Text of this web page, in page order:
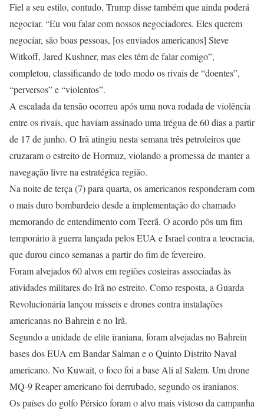
Fiel a seu estilo, contudo, Trump disse também que ainda poderá
negociar. “Eu vou falar com nossos negociadores. Eles querem
negociar, são boas pessoas, [os enviados americanos] Steve
Witkoff, Jared Kushner, mas eles têm de falar comigo”,
completou, classificando de todo modo os rivais de “doentes”,
“perversos” e “violentos”.
A escalada da tensão ocorreu após uma nova rodada de violência
entre os rivais, que haviam assinado uma trégua de 60 dias a partir
de 17 de junho. O Irã atingiu nesta semana três petroleiros que
cruzaram o estreito de Hormuz, violando a promessa de manter a
navegação livre na estratégica região.
Na noite de terça (7) para quarta, os americanos responderam com
o mais duro bombardeio desde a implementação do chamado
memorando de entendimento com Teerã. O acordo pôs um fim
temporário à guerra lançada pelos EUA e Israel contra a teocracia,
que durou cinco semanas a partir do fim de fevereiro.
Foram alvejados 60 alvos em regiões costeiras associadas às
atividades militares do Irã no estreito. Como resposta, a Guarda
Revolucionária lançou mísseis e drones contra instalações
americanas no Bahrein e no Irã.
Segundo a unidade de elite iraniana, foram alvejadas no Bahrein
bases dos EUA em Bandar Salman e o Quinto Distrito Naval
americano. No Kuwait, o foco foi a base Ali al Salem. Um drone
MQ-9 Reaper americano foi derrubado, segundo os iranianos.
Os países do golfo Pérsico foram o alvo mais vistoso da campanha